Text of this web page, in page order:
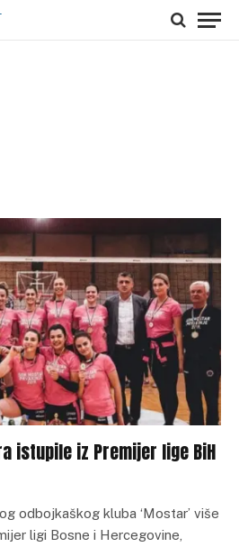
istupile iz Premijer lige BiH
odbojkaškog kluba ‘Mostar’ više
ligi Bosne i Hercegovine,